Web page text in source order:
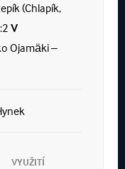
(Chlapík,
V
Ojamäki –
VYUŽITÍ